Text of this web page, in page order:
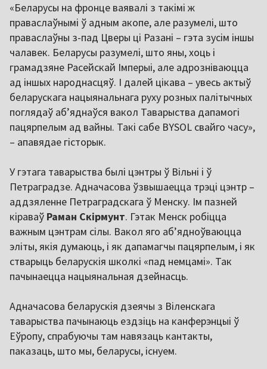
«Беларусы на фронце ваявалі з такімі ж
праваслаўнымі ў адным акопе, але разумелі, што
праваслаўны з-пад Цверы ці Разані – гэта зусім іншы
чалавек. Беларусы разумелі, што яны, хоць і
грамадзяне Расейскай Імперыі, але адрозніваюцца
ад іншых народнасцяў. І далей цікава – увесь актыў
беларускага нацыянальнага руху розных палітычных
поглядаў аб’яднаўся вакол Таварыства дапамогі
пацярпелым ад вайны. Такі сабе BYSOL свайго часу»,
– апавядае гісторык.
У гэтага таварыства былі цэнтры ў Вільні і ў
Петраградзе. Адначасова ўзвышаецца трэці цэнтр –
аддзяленне Петраградскага ў Менску. Ім пазней
кіраваў Раман Скірмунт. Гэтак Менск робіцца
важным цэнтрам сілы. Вакол яго аб’ядноўваюцца
эліты, якія думаюць, і як дапамагчы пацярпелым, і як
стварыць беларускія школкі «пад немцамі». Так
пачынаецца нацыянальная дзейнасць.
Адначасова беларускія дзеячы з Віленскага
таварыства пачынаюць ездзіць на канферэнцыі ў
Еўропу, спрабуючы там навязаць кантакты,
паказаць, што мы, беларусы, існуем.